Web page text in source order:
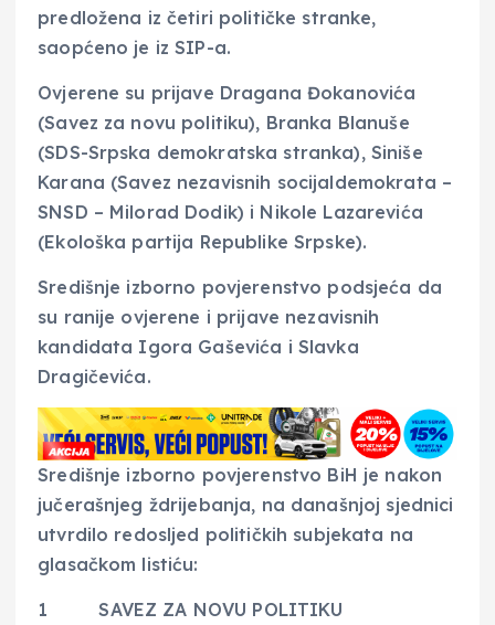
predložena iz četiri političke stranke,
saopćeno je iz SIP-a.
Ovjerene su prijave Dragana Đokanovića
(Savez za novu politiku), Branka Blanuše
(SDS-Srpska demokratska stranka), Siniše
Karana (Savez nezavisnih socijaldemokrata –
SNSD – Milorad Dodik) i Nikole Lazarevića
(Ekološka partija Republike Srpske).
Središnje izborno povjerenstvo podsjeća da
su ranije ovjerene i prijave nezavisnih
kandidata Igora Gaševića i Slavka
Dragičevića.
Središnje izborno povjerenstvo BiH je nakon
jučerašnjeg ždrijebanja, na današnjoj sjednici
utvrdilo redosljed političkih subjekata na
glasačkom listiću:
1 SAVEZ ZA NOVU POLITIKU